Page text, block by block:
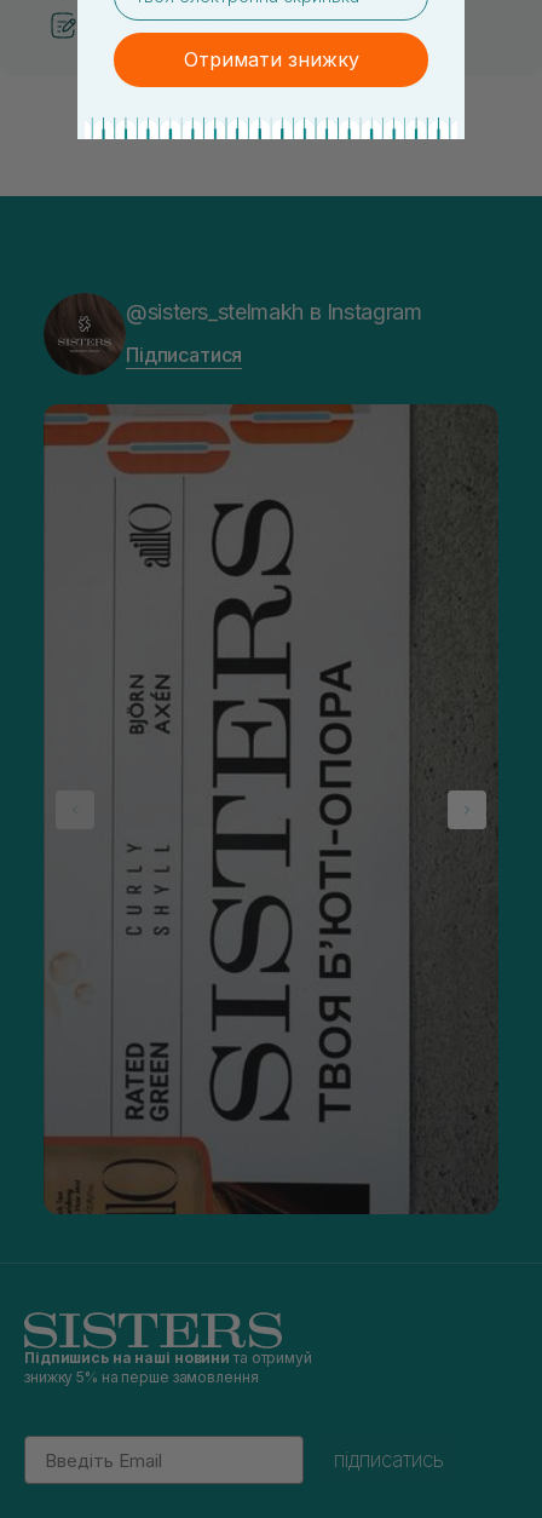
Рекомендації від косметологів
@sisters_stelmakh в Instagram
Підписатися
Підпишись на наші новини та отримуй
знижку 5% на перше замовлення
Email
підписатись
Отримати знижку